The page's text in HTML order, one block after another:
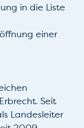
in die Liste
einer
Seit
Landesleiter